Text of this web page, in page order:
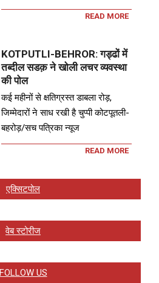
READ MORE
KOTPUTLI-BEHROR: गड्ढों में
तब्दील सडक़ ने खोली लचर व्यवस्था
की पोल
कई महीनों से क्षतिग्रस्त डाबला रोड़,
जिम्मेदारों ने साध रखी है चुप्पी कोटपूतली-
बहरोड़/सच पत्रिका न्यूज
READ MORE
एक्सिटपोल
वेब स्टोरीज
FOLLOW US